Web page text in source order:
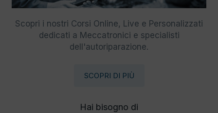
Scopri i nostri Corsi Online, Live e Personalizzati
dedicati a Meccatronici e specialisti
dell'autoriparazione.
SCOPRI DI PIÙ
Hai bisogno di